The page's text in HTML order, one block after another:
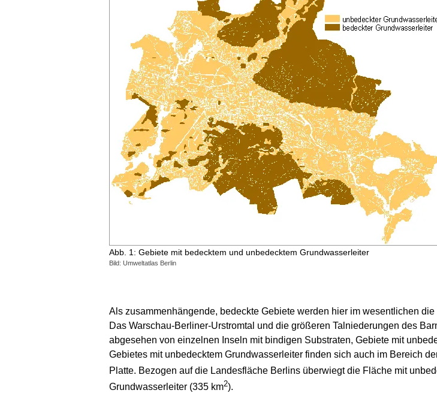
Abb. 1: Gebiete mit bedecktem und unbedecktem Grundwasserleiter
Bild: Umweltatlas Berlin
Als zusammenhängende, bedeckte Gebiete werden hier im wesentlichen
Das Warschau-Berliner-Urstromtal und die größeren Talniederungen des
abgesehen von einzelnen Inseln mit bindigen Substraten, Gebiete mit
Gebietes mit unbedecktem Grundwasserleiter finden sich auch im Bereich
Platte. Bezogen auf die Landesfläche Berlins überwiegt die Fläche mit
Grundwasserleiter (335 km2).